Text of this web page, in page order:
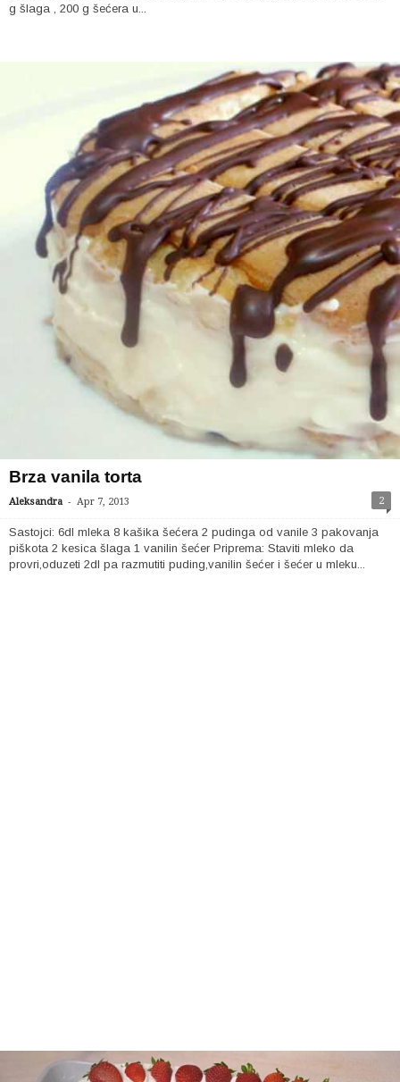
g šlaga , 200 g šećera u...
Brza vanila torta
Aleksandra - Apr 7, 2013 2
Sastojci: 6dl mleka 8 kašika šećera 2 pudinga od vanile 3 pakovanja
piškota 2 kesica šlaga 1 vanilin šećer Priprema: Staviti mleko da
provri,oduzeti 2dl pa razmutiti puding,vanilin šećer i šećer u mleku...